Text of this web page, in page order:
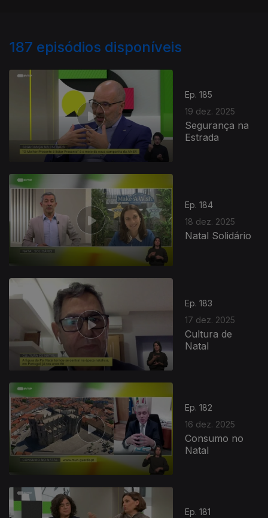
187 episódios disponíveis
Ep. 185
19 dez. 2025
Segurança na
Estrada
Ep. 184
18 dez. 2025
Natal Solidário
Ep. 183
17 dez. 2025
Cultura de
Natal
Ep. 182
16 dez. 2025
Consumo no
Natal
Ep. 181